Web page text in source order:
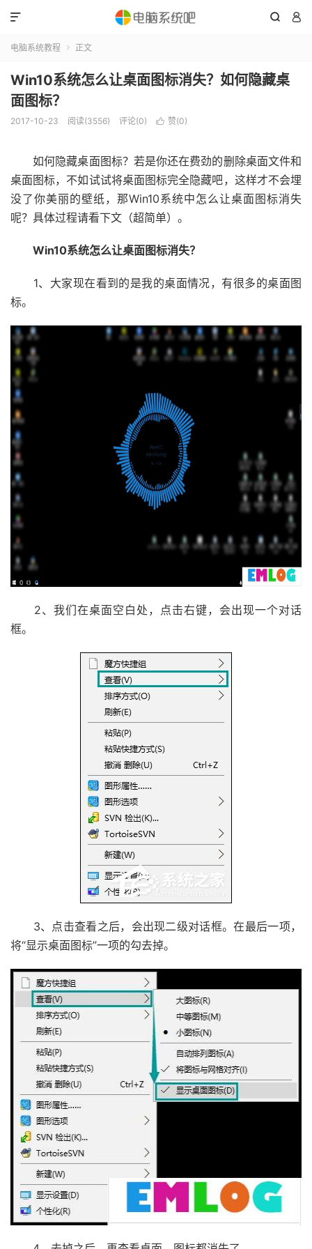
 

电脑系统教程  正文
Win10系统怎么让桌面图标消失？如何隐藏桌
面图标？
2017-10-23 阅读(3556) 评论(0)  赞(0)
如何隐藏桌面图标？若是你还在费劲的删除桌面文件和
桌面图标，不如试试将桌面图标完全隐藏吧，这样才不会埋
没了你美丽的壁纸，那Win10系统中怎么让桌面图标消失
呢？具体过程请看下文（超简单）。
Win10系统怎么让桌面图标消失？
1、大家现在看到的是我的桌面情况，有很多的桌面图
标。
2、我们在桌面空白处，点击右键，会出现一个对话
框。
3、点击查看之后，会出现二级对话框。在最后一项，
将“显示桌面图标”一项的勾去掉。